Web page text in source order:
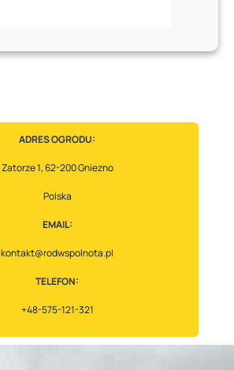
ADRES OGRODU:
Zatorze 1, 62-200 Gniezno
Polska
EMAIL:
kontakt@rodwspolnota.pl
TELEFON:
+48-575-121-321